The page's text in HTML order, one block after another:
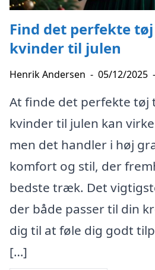
Find det perfekte
kvinder til julen
Henrik Andersen - 05/12/2025 -
At finde det perfekte tøj
kvinder til julen kan
men det handler i høj
komfort og stil, der
bedste træk. Det
der både passer til din
dig til at føle dig godt
[…]